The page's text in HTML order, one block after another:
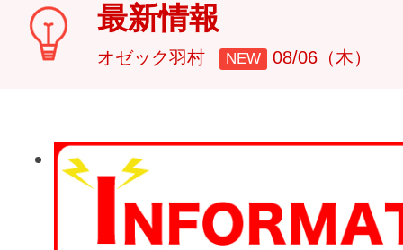
最新情報
オゼック羽村 NEW 08/06（木）